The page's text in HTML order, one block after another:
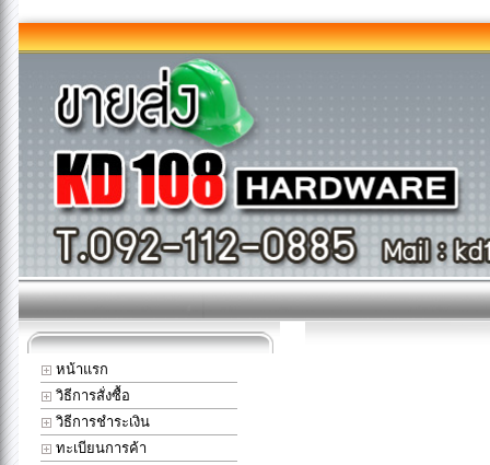
หน้าแรก
วิธีการสั่งซื้อ
วิธีการชำระเงิน
ทะเบียนการค้า